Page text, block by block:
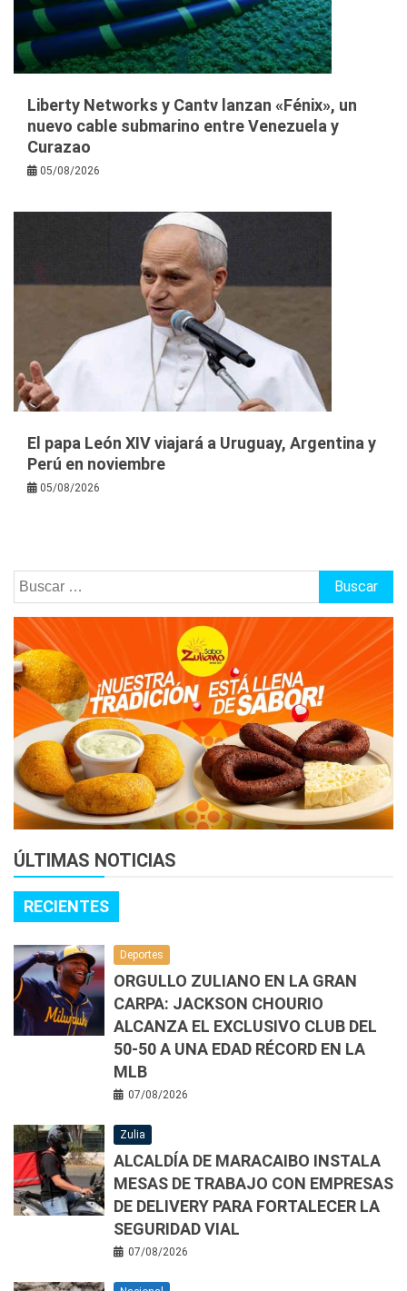
Liberty Networks y Cantv lanzan «Fénix», un
nuevo cable submarino entre Venezuela y
Curazao
05/08/2026
El papa León XIV viajará a Uruguay, Argentina y
Perú en noviembre
05/08/2026
Buscar:
ÚLTIMAS NOTICIAS
RECIENTES
Deportes
ORGULLO ZULIANO EN LA GRAN
CARPA: JACKSON CHOURIO
ALCANZA EL EXCLUSIVO CLUB DEL
50-50 A UNA EDAD RÉCORD EN LA
MLB
07/08/2026
Zulia
ALCALDÍA DE MARACAIBO INSTALA
MESAS DE TRABAJO CON EMPRESAS
DE DELIVERY PARA FORTALECER LA
SEGURIDAD VIAL
07/08/2026